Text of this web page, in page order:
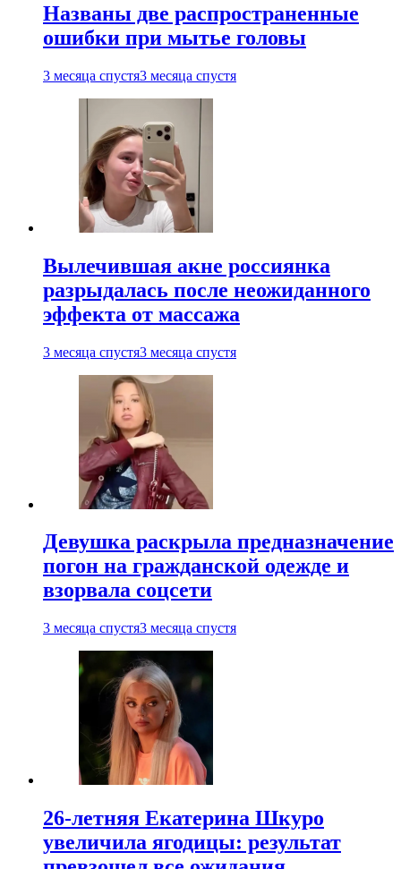
Названы две распространенные
ошибки при мытье головы
3 месяца спустя3 месяца спустя
Вылечившая акне россиянка
разрыдалась после неожиданного
эффекта от массажа
3 месяца спустя3 месяца спустя
Девушка раскрыла предназначение
погон на гражданской одежде и
взорвала соцсети
3 месяца спустя3 месяца спустя
26-летняя Екатерина Шкуро
увеличила ягодицы: результат